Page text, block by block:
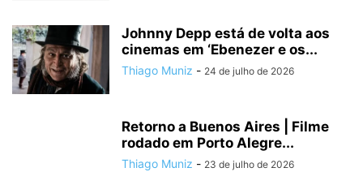
Johnny Depp está de volta aos
cinemas em ‘Ebenezer e os...
Thiago Muniz - 24 de julho de 2026
Retorno a Buenos Aires | Filme
rodado em Porto Alegre...
Thiago Muniz - 23 de julho de 2026